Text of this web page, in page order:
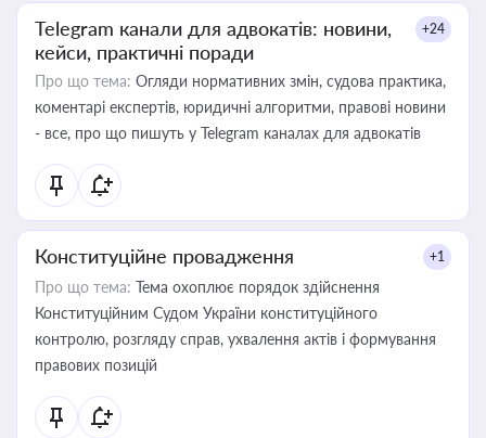
Telegram канали для адвокатів: новини,
кейси, практичні поради
+24
Про що тема: Огляди нормативних змін, судова практика,
коментарі експертів, юридичні алгоритми, правові новини
- все, про що пишуть у Telegram каналах для адвокатів
Конституційне провадження +1
Про що тема: Тема охоплює порядок здійснення
Конституційним Судом України конституційного
контролю, розгляду справ, ухвалення актів і формування
правових позицій